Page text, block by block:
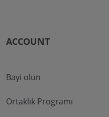
ACCOUNT
Bayi olun
Ortaklık Programı